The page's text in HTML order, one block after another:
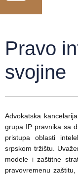
Pravo
svojine
Advokatska
grupa IP pravnika sa
pristupa oblasti
srpskom tržištu.
modele i zaštitne
pravovremenu